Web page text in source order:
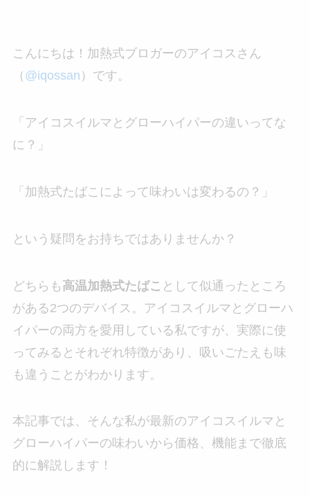
こんにちは！加熱式ブロガーのアイコスさん
（ @iqossan ）です。
「アイコスイルマとグローハイパーの違いってな
に？」
「加熱式たばこによって味わいは変わるの？」
という疑問をお持ちではありませんか？
どちらも 高温加熱式たばこ として似通ったところ
がある2つのデバイス。アイコスイルマとグローハ
イパーの両方を愛用している私ですが、実際に使
ってみるとそれぞれ特徴があり、吸いごたえも味
も違うことがわかります。
本記事では、そんな私が最新のアイコスイルマと
グローハイパーの味わいから価格、機能まで徹底
的に解説します！